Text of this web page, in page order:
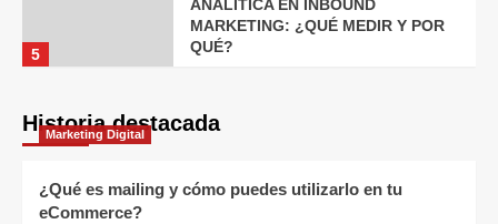
5
ANALÍTICA EN INBOUND
MARKETING: ¿QUÉ MEDIR Y POR
QUÉ?
Historia destacada
Marketing Digital
¿Qué es mailing y cómo puedes utilizarlo en tu
eCommerce?